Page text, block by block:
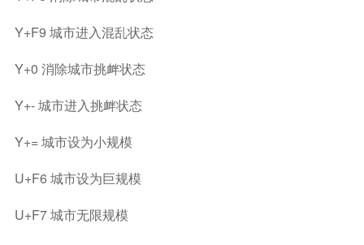
Y+F9 城市进入混乱状态
Y+0 消除城市挑衅状态
Y+- 城市进入挑衅状态
Y+= 城市设为小规模
U+F6 城市设为巨规模
U+F7 城市无限规模